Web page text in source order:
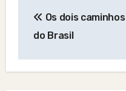
navigation
Os dois caminhos
do Brasil